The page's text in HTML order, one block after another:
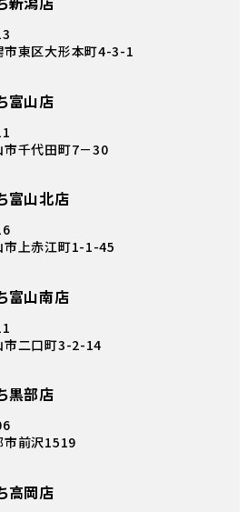
市東区大形本町4-3-1
富山店
市千代田町7－30
富山北店
市上赤江町1-1-45
富山南店
市二口町3-2-14
黒部店
市前沢1519
高岡店